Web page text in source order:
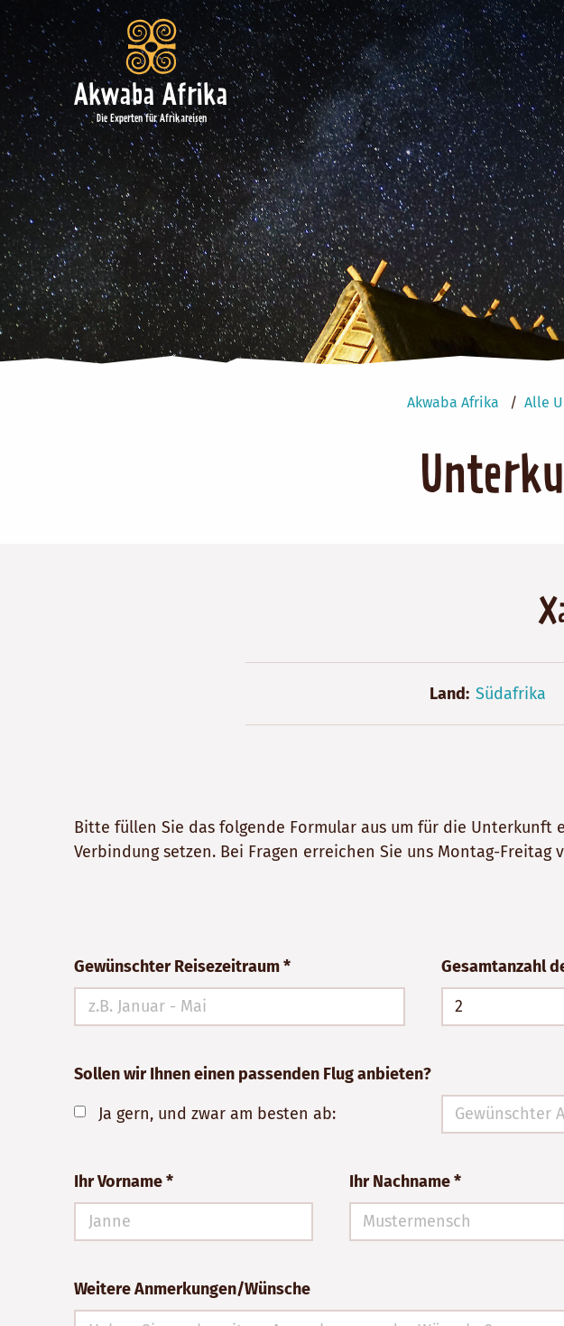
Akwaba Afrika
Die Experten für Afrikareisen
Akwaba Afrika Alle
Land Südafrika
Bitte füllen Sie das folgende Formular aus um für die
Verbindung setzen. Bei Fragen erreichen Sie uns Montag-Freitag
Bitte
nicht
ausfüllen!
Gewünschter Reisezeitraum * Gesamtanzahl
Sollen wir Ihnen einen passenden Flug anbieten?
Ja gern, und zwar am besten ab:
Ihr Vorname * Ihr Nachname *
Weitere Anmerkungen/Wünsche